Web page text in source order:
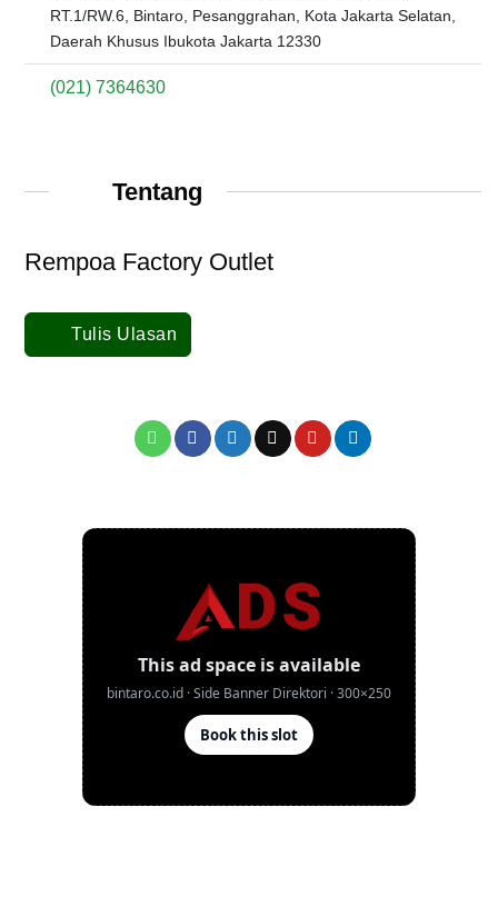
RT.1/RW.6, Bintaro, Pesanggrahan, Kota Jakarta Selatan,
Daerah Khusus Ibukota Jakarta 12330
(021) 7364630
Tentang
Rempoa Factory Outlet
Tulis Ulasan